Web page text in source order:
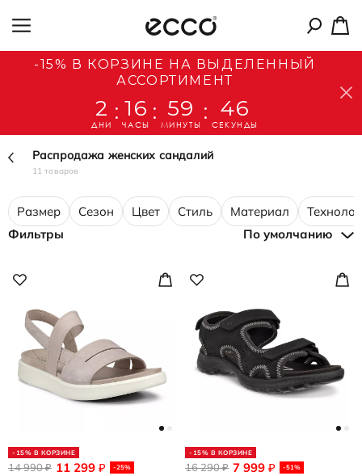
-15% В КОРЗИНЕ НА ВЫДЕЛЕННЫЙ
АССОРТИМЕНТ
2
ДНИ
: 16
ЧАСЫ
: 59
МИНУТЫ
: 45
СЕКУНДЫ
Распродажа женских сандалий
11 товаров
Размер Сезон Цвет Стиль Материал
Фильтры
По умолчанию
-15% В КОРЗИНЕ
11 299 ₽ -25%
14 990₽
-15% В КОРЗИНЕ
7 999 ₽ -51%
16 290₽